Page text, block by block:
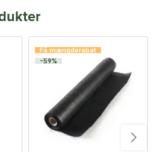
Få mængderabat
-59%